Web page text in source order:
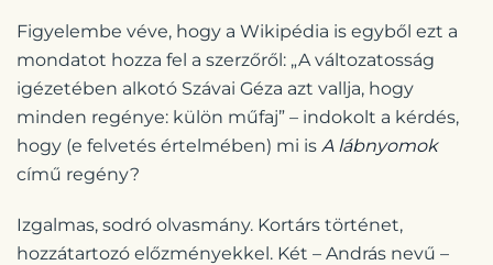
Figyelembe véve, hogy a Wikipédia is egyből ezt a
mondatot hozza fel a szerzőről: „A változatosság
igézetében alkotó Szávai Géza azt vallja, hogy
minden regénye: külön műfaj” – indokolt a kérdés,
hogy (e felvetés értelmében) mi is A lábnyomok
című regény?
Izgalmas, sodró olvasmány. Kortárs történet,
hozzátartozó előzményekkel. Két – András nevű –